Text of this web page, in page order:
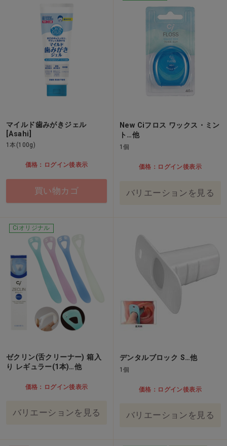
マイルド歯みがきジェル
[Asahi]
1本(100g)
価格：ログイン後表示
買い物カゴ
New Ciフロス ワックス・ミン
ト…他
1個
価格：ログイン後表示
バリエーションを見る
Ciオリジナル
ゼクリン(舌クリーナー) 箱入
り レギュラー(1本)…他
価格：ログイン後表示
バリエーションを見る
デンタルブロック S…他
1個
価格：ログイン後表示
バリエーションを見る